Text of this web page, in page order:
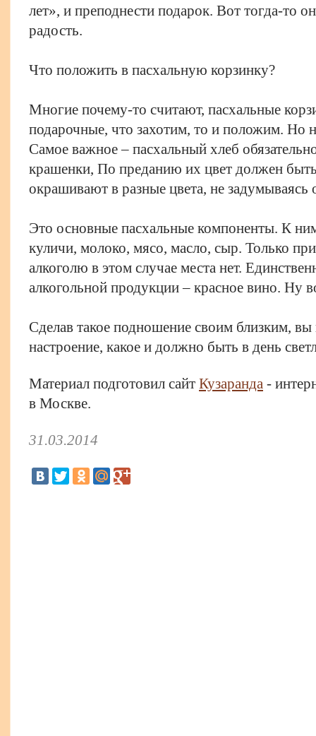
лет», и преподнести подарок. Вот тогда-то
радость.
Что положить в пасхальную корзинку?
Многие почему-то считают, пасхальные
подарочные, что захотим, то и положим. Но
Самое важное – пасхальный хлеб
крашенки, По преданию их цвет должен
окрашивают в разные цвета, не задумываясь
Это основные пасхальные компоненты. К
куличи, молоко, мясо, масло, сыр. Только
алкоголю в этом случае места нет.
алкогольной продукции – красное вино. Ну
Сделав такое подношение своим близким,
настроение, какое и должно быть в день
Материал подготовил сайт Кузаранда -
в Москве.
31.03.2014